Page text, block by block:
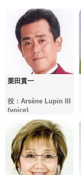
栗田貫一
役：Arsène Lupin III
(voice)